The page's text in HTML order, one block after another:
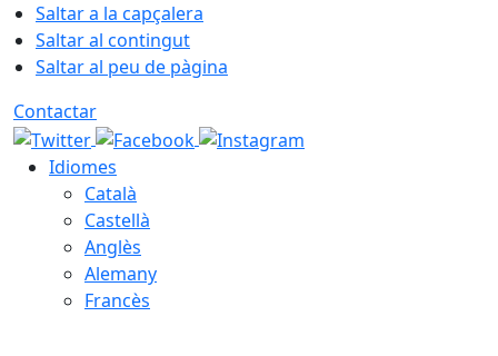
Saltar a la capçalera
Saltar al contingut
Saltar al peu de pàgina
Contactar
Idiomes
Català
Castellà
Anglès
Alemany
Francès